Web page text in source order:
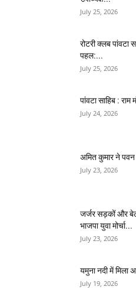
July 25, 2026
​रोटरी क्लब पांवटा
पहल:...
July 25, 2026
पांवटा साहिब : राम
July 24, 2026
अमित कुमार ने पवन
July 23, 2026
जर्जर सड़कों और
भाजपा युवा मोर्चा...
July 23, 2026
यमुना नदी में मिला
July 19, 2026